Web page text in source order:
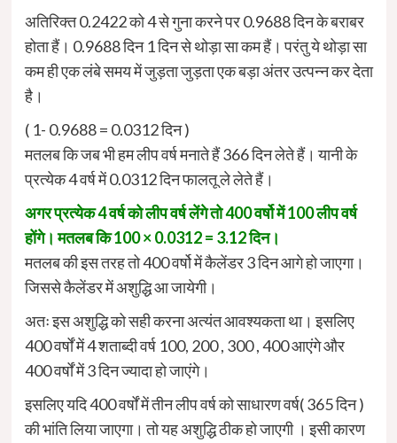
अतिरिक्त 0.2422 को 4 से गुना करने पर 0.9688 दिन के बराबर
होता हैं। 0.9688 दिन 1 दिन से थोड़ा सा कम हैं। परंतु ये थोड़ा सा
कम ही एक लंबे समय में जुड़ता जुड़ता एक बड़ा अंतर उत्पन्न कर देता
है।
( 1- 0.9688 = 0.0312 दिन )
मतलब कि जब भी हम लीप वर्ष मनाते हैं 366 दिन लेते हैं। यानी के
प्रत्येक 4 वर्ष में 0.0312 दिन फालतू ले लेते हैं।
अगर प्रत्येक 4 वर्ष को लीप वर्ष लेंगे तो 400 वर्षो में 100 लीप वर्ष
होंगे। मतलब कि 100 × 0.0312 = 3.12 दिन।
मतलब की इस तरह तो 400 वर्षो में कैलेंडर 3 दिन आगे हो जाएगा।
जिससे कैलेंडर में अशुद्धि आ जायेगी।
अतः इस अशुद्धि को सही करना अत्यंत आवश्यकता था। इसलिए
400 वर्षों में 4 शताब्दी वर्ष 100, 200 , 300 , 400 आएंगे और
400 वर्षों में 3 दिन ज्यादा हो जाएंगे।
इसलिए यदि 400 वर्षों में तीन लीप वर्ष को साधारण वर्ष( 365 दिन )
की भांति लिया जाएगा। तो यह अशुद्धि ठीक हो जाएगी । इसी कारण